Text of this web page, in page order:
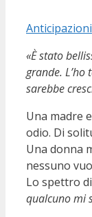
Anticipazioni
«È stato
grande. L’ho
sarebbe
Una madre
odio. Di
Una donna
nessuno
Lo spettro
qualcuno mi